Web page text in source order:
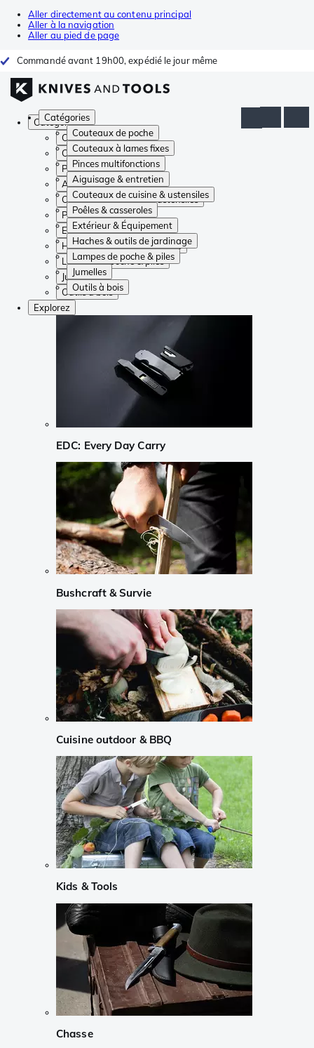
Aller directement au contenu principal
Aller à la navigation
Aller au pied de page
Commandé avant 19h00, expédié le jour même
Catégories
Couteaux de poche
Couteaux à lames fixes
Pinces multifonctions
Aiguisage & entretien
Couteaux de cuisine & ustensiles
Poêles & casseroles
Extérieur & Équipement
Haches & outils de jardinage
Lampes de poche & piles
Jumelles
Outils à bois
Catégories
Couteaux de poche
Couteaux à lames fixes
Pinces multifonctions
Aiguisage & entretien
Couteaux de cuisine & ustensiles
Poêles & casseroles
Extérieur & Équipement
Haches & outils de jardinage
Lampes de poche & piles
Jumelles
Outils à bois
Explorez
EDC: Every Day Carry
Bushcraft & Survie
Cuisine outdoor & BBQ
Kids & Tools
Chasse